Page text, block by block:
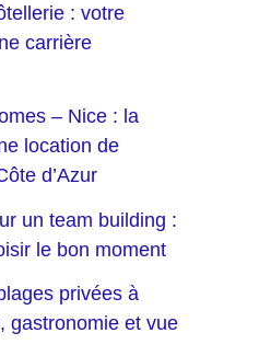
: votre
carrière
– Nice : la
location de
d’Azur
un team building :
le bon moment
privées à
gastronomie et vue